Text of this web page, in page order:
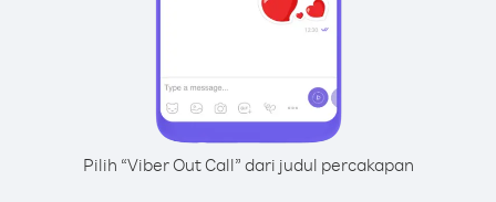
Pilih “Viber Out Call” dari judul percakapan